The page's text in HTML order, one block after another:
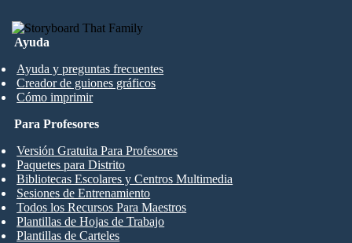
Ayuda
Ayuda y preguntas frecuentes
Creador de guiones gráficos
Cómo imprimir
Para Profesores
Versión Gratuita Para Profesores
Paquetes para Distrito
Bibliotecas Escolares y Centros Multimedia
Sesiones de Entrenamiento
Todos los Recursos Para Maestros
Plantillas de Hojas de Trabajo
Plantillas de Carteles